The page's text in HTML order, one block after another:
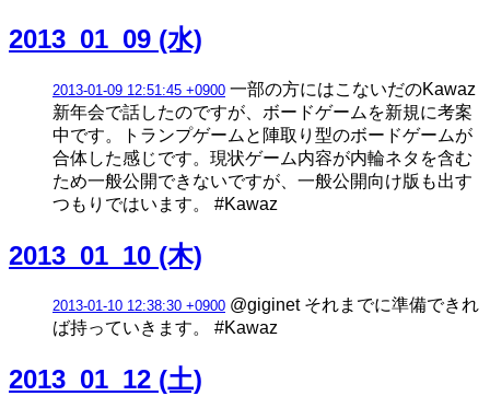
2013_01_09 (水)
2013-01-09 12:51:45 +0900 一部の方にはこないだのKawaz
新年会で話したのですが、ボードゲームを新規に考案
中です。トランプゲームと陣取り型のボードゲームが
合体した感じです。現状ゲーム内容が内輪ネタを含む
ため一般公開できないですが、一般公開向け版も出す
つもりではいます。 #Kawaz
2013_01_10 (木)
2013-01-10 12:38:30 +0900 @giginet それまでに準備できれ
ば持っていきます。 #Kawaz
2013_01_12 (土)